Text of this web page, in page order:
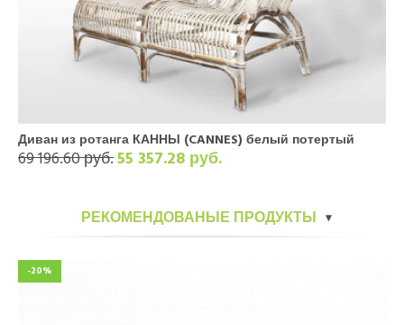
Диван из ротанга КАННЫ (CANNES) белый потертый
69 196.60 руб.55 357.28 руб.
РЕКОМЕНДОВАНЫЕ ПРОДУКТЫ
-20%